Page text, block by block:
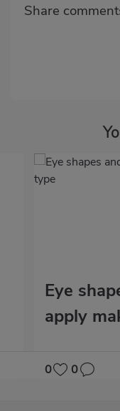
Share
Eye
apply
0 0